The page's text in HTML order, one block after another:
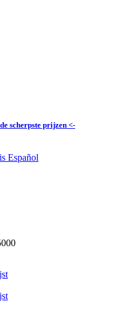
scherpste prijzen <-
Español